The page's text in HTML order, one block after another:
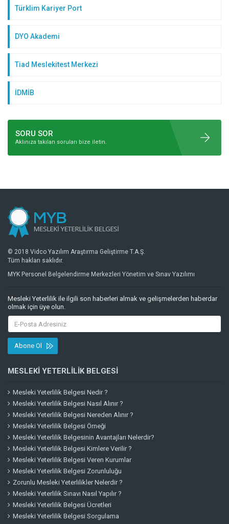
Türklim Kariyer Port
DYO Akademi
Tiad Meslekitest Merkezi
İDMİB
SORU SOR
Aklınıza takılan soruları bize iletin.
© 2018 Vidco Yazılım Araştırma Geliştirme T.A.Ş.
Tüm hakları saklıdır.
MYK Personel Belgelendirme Merkezleri Yönetim ve Sınav Yazılımı
Mesleki Yeterlilik ile ilgili son haberleri almak ve gelişmelerden haberdar
olmak için üye olun.
Abone Ol
MESLEKI YETERLILIK BELGESI
Mesleki Yeterlilik Belgesi Nedir ?
Mesleki Yeterlilik Belgesi Nasıl Alınır ?
Mesleki Yeterlilik Belgesi Nereden Alınır ?
Mesleki Yeterlilik Belgesi Örneği
Mesleki Yeterlilik Belgesinin Avantajları Nelerdir?
Mesleki Yeterlilik Belgesi Kimlere Verilir ?
Mesleki Yeterlilik Belgesi Veren Kurumlar
Mesleki Yeterlilik Belgesi Zorunluluğu
Zorunlu Mesleki Yeterlilikler Nelerdir ?
Mesleki Yeterlilik Sınavı Nasıl Yapılır ?
Mesleki Yeterlilik Belgesi Ücretleri
Mesleki Yeterlilik Belgesi Sorgulama